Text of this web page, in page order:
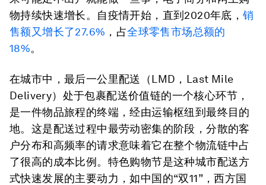
物持续快速增长。自疫情开始，直到2020年底，销
售额又增长了27.6% ，占全球零售市场总额的
18%。
在城市中，最后一公里配送（LMD，Last Mile
Delivery）处于包裹配送价值链的一个核心环节，
是一件物品旅程的终端，经由运输枢纽到最终目的
地。这是配送过程中最劳动密集的阶段，分散的客
户分布和高频率的请求意味着它在整个物流链中占
了很高的成本比例。特色购物节是这种城市配送方
式快速发展的主要动力，如中国的“双11”，西方国